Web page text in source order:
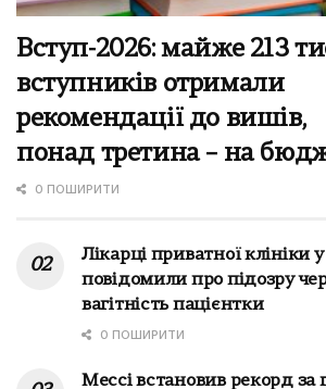
Вступ-2026: майже 213
вступників отримали
рекомендації до вишів,
понад третина – на
0 ПОШИРИТИ
Лікарці приватної клініки
повідомили про підозру
вагітність пацієнтки
0 ПОШИРИТИ
Мессі встановив рекорд за